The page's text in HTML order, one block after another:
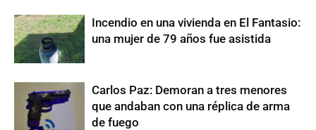
Incendio en una vivienda en El Fantasio:
una mujer de 79 años fue asistida
Carlos Paz: Demoran a tres menores
que andaban con una réplica de arma
de fuego